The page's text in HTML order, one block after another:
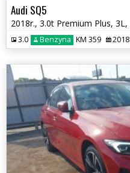
Audi SQ5
3.0 Benzyna KM 359 2018